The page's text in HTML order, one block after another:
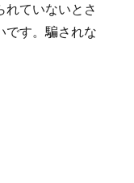
れていないとさ
です。騙されな
注意です。” の